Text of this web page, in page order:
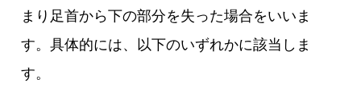
まり足首から下の部分を失った場合をいいま
す。具体的には、以下のいずれかに該当しま
す。